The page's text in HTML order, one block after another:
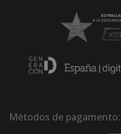
Métodos de pagamento: